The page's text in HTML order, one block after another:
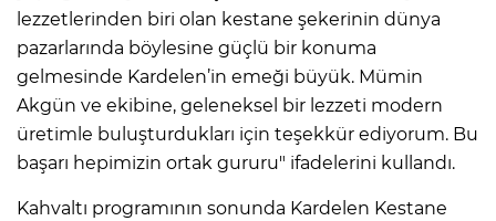
lezzetlerinden biri olan kestane şekerinin dünya
pazarlarında böylesine güçlü bir konuma
gelmesinde Kardelen’in emeği büyük. Mümin
Akgün ve ekibine, geleneksel bir lezzeti modern
üretimle buluşturdukları için teşekkür ediyorum. Bu
başarı hepimizin ortak gururu" ifadelerini kullandı.
Kahvaltı programının sonunda Kardelen Kestane